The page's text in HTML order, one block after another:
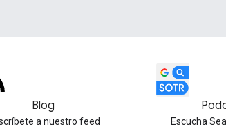
Blog
a nuestro feed
Escucha